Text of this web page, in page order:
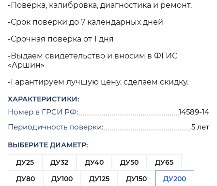
-Поверка, калибровка, диагностика и ремонт.
-Срок поверки до 7 календарных дней
-Срочная поверка от 1 дня
-Выдаем свидетельство и вносим в ФГИС
«Аршин»
-Гарантируем лучшую цену, сделаем скидку.
ХАРАКТЕРИСТИКИ:
Номер в ГРСИ РФ:
14589-14
Периодичность поверки:
5 лет
ВЫБЕРИТЕ ДИАМЕТР:
ДУ25
ДУ32 ДУ40 ДУ50
ДУ65
ДУ80
ДУ100 ДУ125 ДУ150
ДУ200